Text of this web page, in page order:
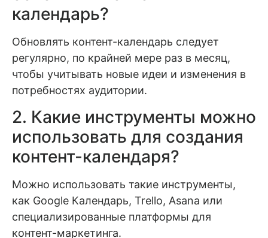
календарь?
Обновлять контент-календарь следует
регулярно, по крайней мере раз в месяц,
чтобы учитывать новые идеи и изменения в
потребностях аудитории.
2. Какие инструменты можно
использовать для создания
контент-календаря?
Можно использовать такие инструменты,
как Google Календарь, Trello, Asana или
специализированные платформы для
контент-маркетинга.